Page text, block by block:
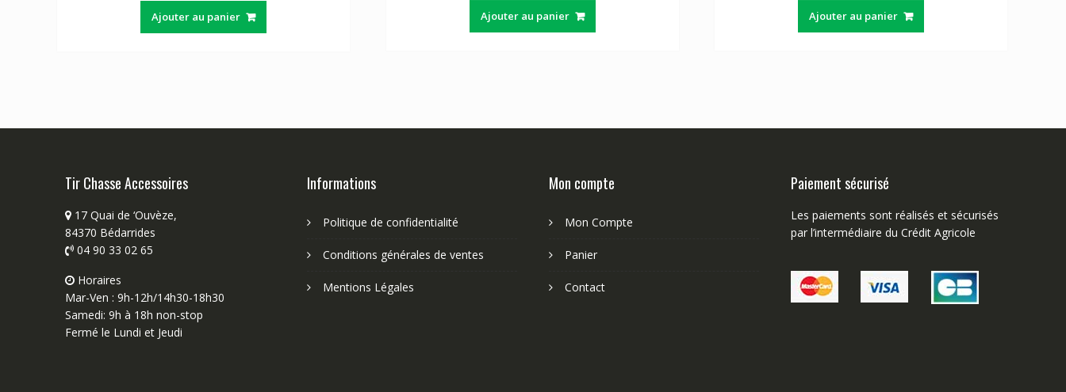
initial
était :
actuel
est :
Ajouter au panier Ajouter au panier Ajouter au panier
Tir Chasse Accessoires
17 Quai de ‘Ouvèze,
84370 Bédarrides
04 90 33 02 65
Horaires
Mar-Ven : 9h-12h/14h30-18h30
Samedi: 9h à 18h non-stop
Fermé le Lundi et Jeudi
Informations
Politique de confidentialité
Conditions générales de ventes
Mentions Légales
Mon compte
Mon Compte
Panier
Contact
Paiement sécurisé
Les paiements sont réalisés et sécurisés
par l’intermédiaire du Crédit Agricole